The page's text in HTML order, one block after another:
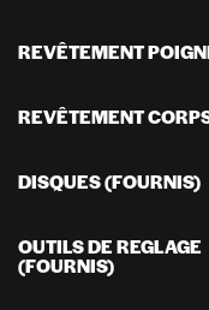
REVÊTEMENT
REVÊTEMENT
DISQUES (FOURNIS)
OUTILS DE REGLAGE
(FOURNIS)